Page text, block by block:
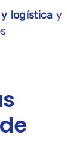
logística y